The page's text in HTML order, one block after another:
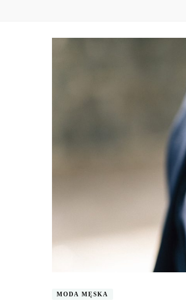
MODA MĘSKA